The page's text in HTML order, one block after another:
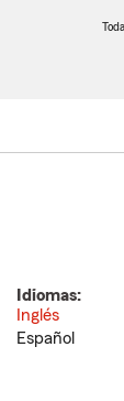
Idiomas:
Inglés
Español